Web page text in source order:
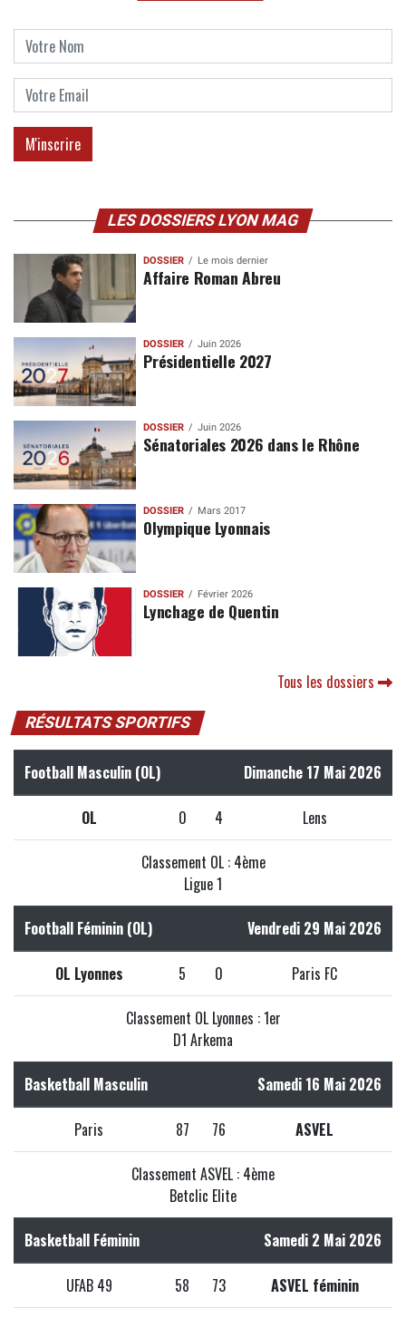
LES DOSSIERS LYON MAG
DOSSIER Le mois dernier
Affaire Roman Abreu
DOSSIER Juin 2026
Présidentielle 2027
DOSSIER Juin 2026
Sénatoriales 2026 dans le Rhône
DOSSIER Mars 2017
Olympique Lyonnais
DOSSIER Février 2026
Lynchage de Quentin
Tous les dossiers
RÉSULTATS SPORTIFS
Football Masculin (OL) Dimanche 17 Mai 2026
OL 0 4 Lens
Classement OL : 4ème
Ligue 1
Football Féminin (OL) Vendredi 29 Mai 2026
OL Lyonnes 5 0 Paris FC
Classement OL Lyonnes : 1er
D1 Arkema
Basketball Masculin Samedi 16 Mai 2026
Paris 87 76 ASVEL
Classement ASVEL : 4ème
Betclic Elite
Basketball Féminin Samedi 2 Mai 2026
UFAB 49 58 73 ASVEL féminin